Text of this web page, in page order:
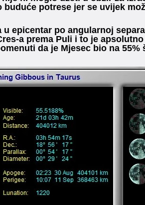
potrese jer se uvijek
u epicentar po angularnoj
a prema Puli i to je
da je Mjesec bio na